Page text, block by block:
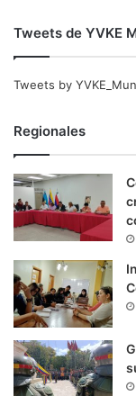
Tweets de YVKE
Tweets by
Regionales